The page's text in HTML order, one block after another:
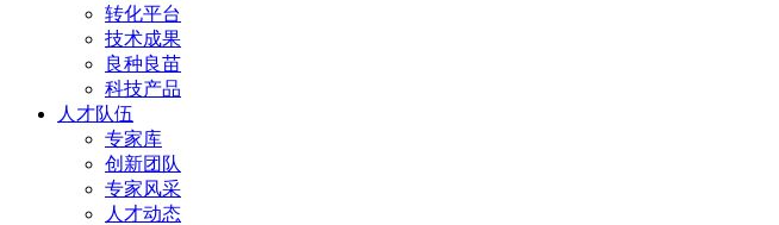
转化平台
技术成果
良种良苗
科技产品
人才队伍
专家库
创新团队
专家风采
人才动态